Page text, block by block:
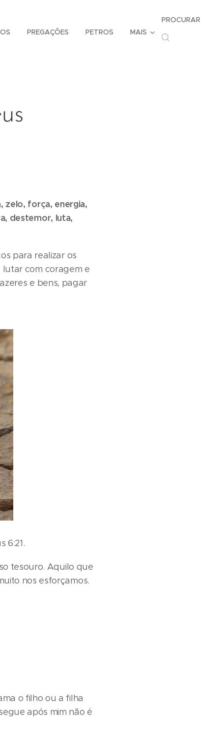
PREGAÇÕES PETROS MAIS
PROCURAR
zelo, força, energia,
destemor, luta,
para realizar os
lutar com coragem e
e bens, pagar
6:21.
tesouro. Aquilo que
nos esforçamos.
o filho ou a filha
após mim não é